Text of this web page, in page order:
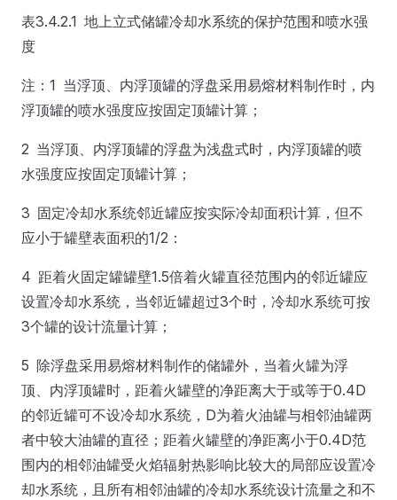
表3.4.2.1 地上立式储罐冷却水系统的保护范围和喷水强
度
注：1 当浮顶、内浮顶罐的浮盘采用易熔材料制作时，内
浮顶罐的喷水强度应按固定顶罐计算；
2 当浮顶、内浮顶罐的浮盘为浅盘式时，内浮顶罐的喷
水强度应按固定顶罐计算；
3 固定冷却水系统邻近罐应按实际冷却面积计算，但不
应小于罐壁表面积的1/2：
4 距着火固定罐罐壁1.5倍着火罐直径范围内的邻近罐应
设置冷却水系统，当邻近罐超过3个时，冷却水系统可按
3个罐的设计流量计算；
5 除浮盘采用易熔材料制作的储罐外，当着火罐为浮
顶、内浮顶罐时，距着火罐壁的净距离大于或等于0.4D
的邻近罐可不设冷却水系统，D为着火油罐与相邻油罐两
者中较大油罐的直径；距着火罐壁的净距离小于0.4D范
围内的相邻油罐受火焰辐射热影响比较大的局部应设置冷
却水系统，且所有相邻油罐的冷却水系统设计流量之和不